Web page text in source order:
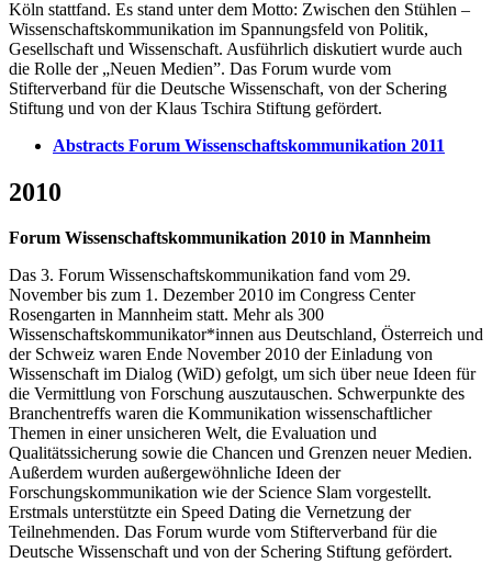
Köln stattfand. Es stand unter dem Motto: Zwischen den Stühlen –
Wissenschaftskommunikation im Spannungsfeld von Politik,
Gesellschaft und Wissenschaft. Ausführlich diskutiert wurde auch
die Rolle der „Neuen Medien”. Das Forum wurde vom
Stifterverband für die Deutsche Wissenschaft, von der Schering
Stiftung und von der Klaus Tschira Stiftung gefördert.
Abstracts Forum Wissenschaftskommunikation 2011
2010
Forum Wissenschaftskommunikation 2010 in Mannheim
Das 3. Forum Wissenschaftskommunikation fand vom 29.
November bis zum 1. Dezember 2010 im Congress Center
Rosengarten in Mannheim statt. Mehr als 300
Wissenschaftskommunikator*innen aus Deutschland, Österreich und
der Schweiz waren Ende November 2010 der Einladung von
Wissenschaft im Dialog (WiD) gefolgt, um sich über neue Ideen für
die Vermittlung von Forschung auszutauschen. Schwerpunkte des
Branchentreffs waren die Kommunikation wissenschaftlicher
Themen in einer unsicheren Welt, die Evaluation und
Qualitätssicherung sowie die Chancen und Grenzen neuer Medien.
Außerdem wurden außergewöhnliche Ideen der
Forschungskommunikation wie der Science Slam vorgestellt.
Erstmals unterstützte ein Speed Dating die Vernetzung der
Teilnehmenden. Das Forum wurde vom Stifterverband für die
Deutsche Wissenschaft und von der Schering Stiftung gefördert.